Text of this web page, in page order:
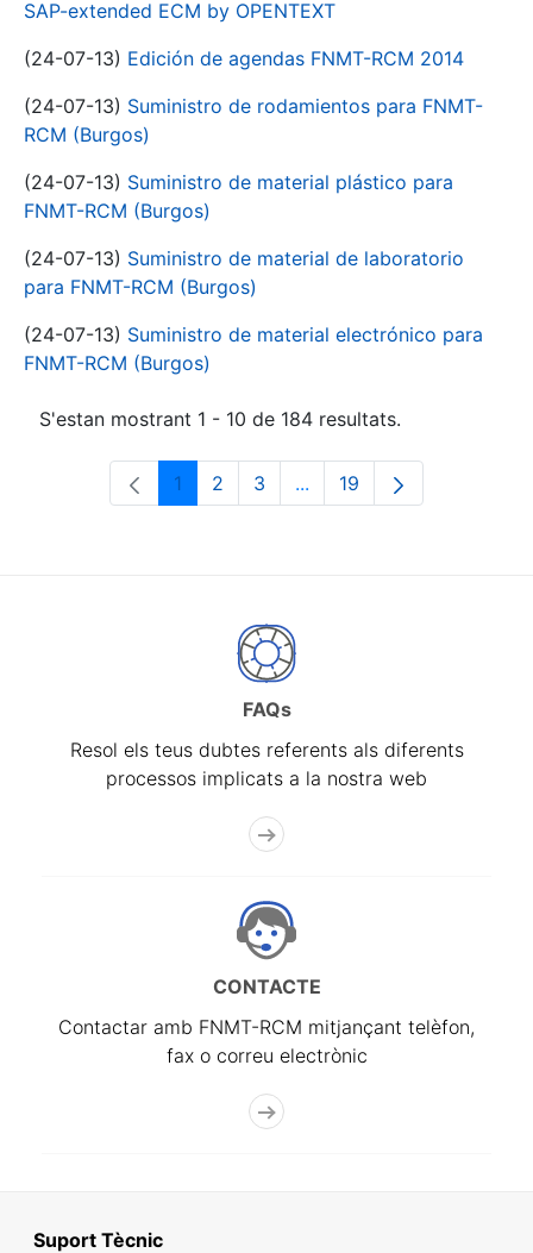
SAP-extended ECM by OPENTEXT
(24-07-13) Edición de agendas FNMT-RCM 2014
(24-07-13) Suministro de rodamientos para FNMT-
RCM (Burgos)
(24-07-13) Suministro de material plástico para
FNMT-RCM (Burgos)
(24-07-13) Suministro de material de laboratorio
para FNMT-RCM (Burgos)
(24-07-13) Suministro de material electrónico para
FNMT-RCM (Burgos)
S'estan mostrant 1 - 10 de 184 resultats.
Pàgina
1 Pàgina
2 Pàgina
3 ...Pàgines intermèdies
Pàgina
19
FAQs
Resol els teus dubtes referents als diferents
processos implicats a la nostra web
CONTACTE
Contactar amb FNMT-RCM mitjançant telèfon,
fax o correu electrònic
Suport Tècnic